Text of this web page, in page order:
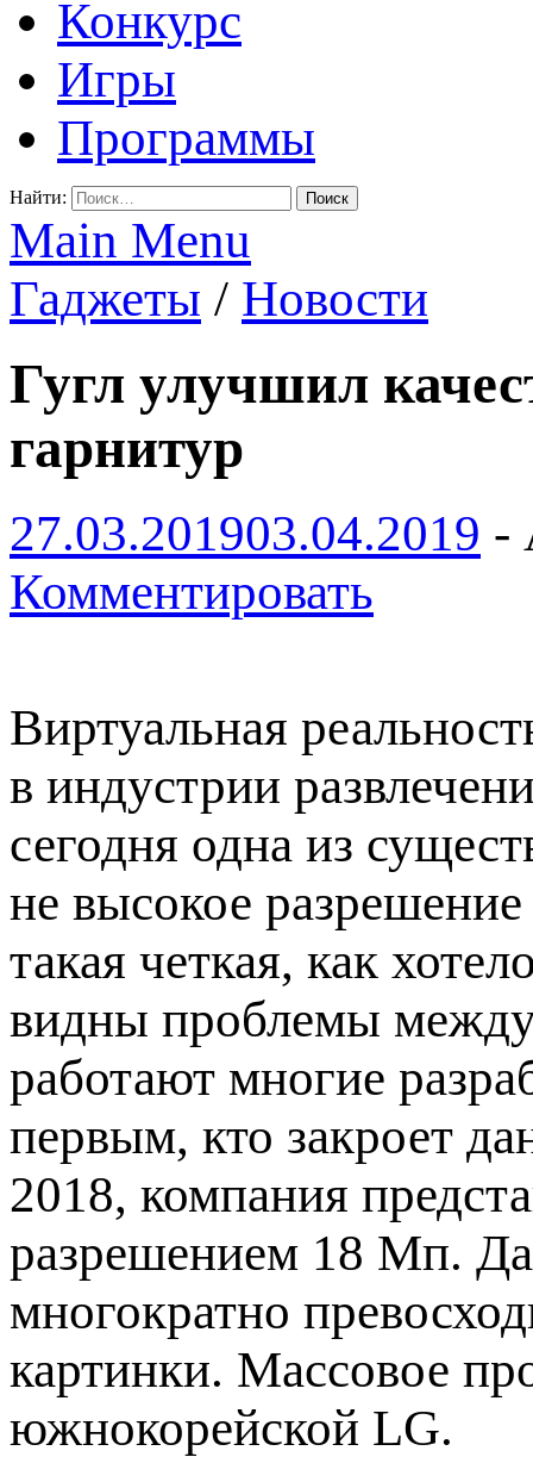
Конкурс
Игры
Программы
Найти:
Main Menu
Гаджеты / Новости
Гугл улучшил
гарнитур
27.03.201903.04.2019 -
Комментировать
Виртуальная
в индустрии
сегодня одна из
не высокое
такая четкая, как
видны проблемы
работают многие
первым, кто закроет
2018, компания
разрешением 18 Мп.
многократно
картинки. Массовое
южнокорейской LG.